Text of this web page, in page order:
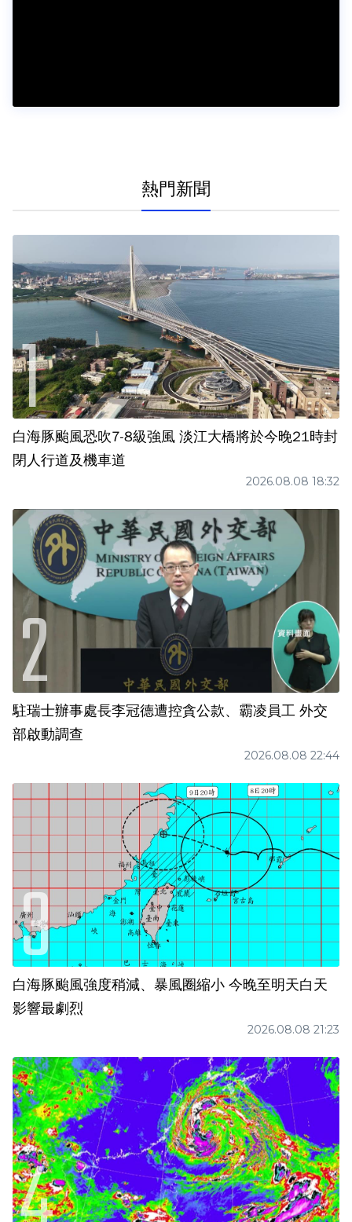
熱門新聞
白海豚颱風恐吹7-8級強風 淡江大橋將於今晚21時封
閉人行道及機車道
2026.08.08 18:32
駐瑞士辦事處長李冠德遭控貪公款、霸凌員工 外交
部啟動調查
2026.08.08 22:44
白海豚颱風強度稍減、暴風圈縮小 今晚至明天白天
影響最劇烈
2026.08.08 21:23